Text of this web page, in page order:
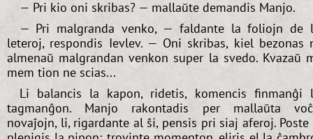
— Pri kio oni skribas? — mallaŭte demandis Manjo.
— Pri malgranda venko, — faldante la foliojn de
leteroj, respondis Ievlev. — Oni skribas, kiel bezonas
almenaŭ malgrandan venkon super la svedo. Kvazaŭ
mem tion ne scias...
Li balancis la kapon, ridetis, komencis finmanĝi
tagmanĝon. Manjo rakontadis per mallaŭta
novaĵojn, li, rigardante al ŝi, pensis pri siaj aferoj.